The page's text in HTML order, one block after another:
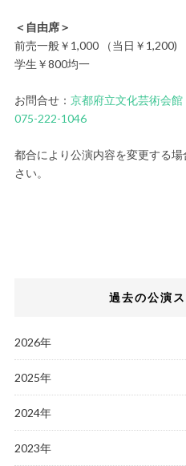
＜自由席＞
前売一般￥1,000 （当日￥1,200)
学生￥800均一
お問合せ： 京都府立文化芸術会館
075-222-1046
都合により公演内容を変更する
さい。
過去の公演
2026年
2025年
2024年
2023年